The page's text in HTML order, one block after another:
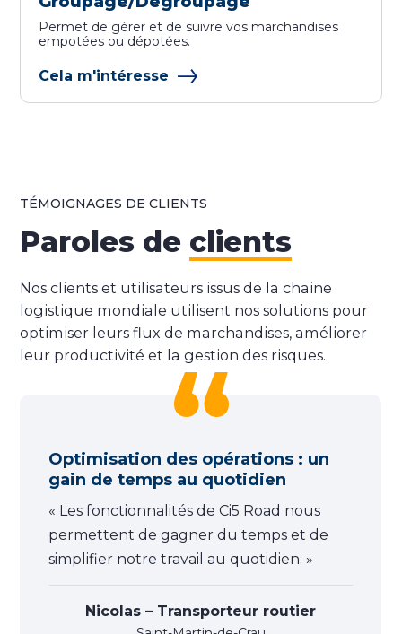
Permet de gérer et de suivre vos marchandises
empotées ou dépotées.
Cela m'intéresse
TÉMOIGNAGES DE CLIENTS
Paroles de clients
Nos clients et utilisateurs issus de la chaine
logistique mondiale utilisent nos solutions pour
optimiser leurs flux de marchandises, améliorer
leur productivité et la gestion des risques.
Optimisation des opérations : un
gain de temps au quotidien
« Les fonctionnalités de Ci5 Road nous
permettent de gagner du temps et de
simplifier notre travail au quotidien. »
Nicolas – Transporteur routier